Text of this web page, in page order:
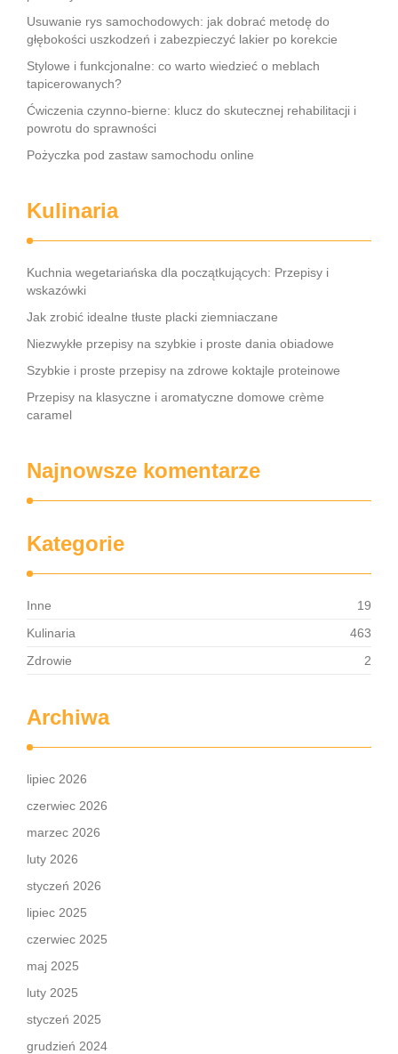
Usuwanie rys samochodowych: jak dobrać metodę do
głębokości uszkodzeń i zabezpieczyć lakier po korekcie
Stylowe i funkcjonalne: co warto wiedzieć o meblach
tapicerowanych?
Ćwiczenia czynno-bierne: klucz do skutecznej rehabilitacji i
powrotu do sprawności
Pożyczka pod zastaw samochodu online
Kulinaria
Kuchnia wegetariańska dla początkujących: Przepisy i
wskazówki
Jak zrobić idealne tłuste placki ziemniaczane
Niezwykłe przepisy na szybkie i proste dania obiadowe
Szybkie i proste przepisy na zdrowe koktajle proteinowe
Przepisy na klasyczne i aromatyczne domowe crème
caramel
Najnowsze komentarze
Kategorie
Inne
19
Kulinaria
463
Zdrowie
2
Archiwa
lipiec 2026
czerwiec 2026
marzec 2026
luty 2026
styczeń 2026
lipiec 2025
czerwiec 2025
maj 2025
luty 2025
styczeń 2025
grudzień 2024